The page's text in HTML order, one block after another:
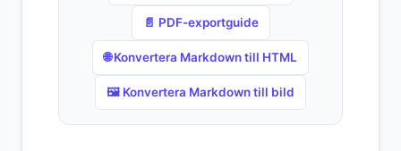
📄 PDF-exportguide
🌐 Konvertera Markdown till HTML
🖼️ Konvertera Markdown till bild